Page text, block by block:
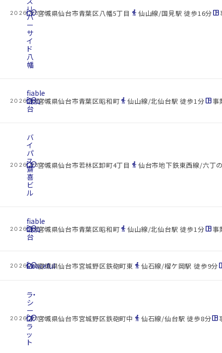
2026.08.07
cottage
リ
バ
ー
サ
イ
ド
八
幡
location_on宮城県仙台市青葉区八幡5丁目 directions_walk 仙山線/国見駅 徒歩16分space_dashboard
2026.08.07
cottage
fiable
北仙
台
location_on宮城県仙台市青葉区昭和町 directions_walk仙山線/北仙台駅 徒歩1分space_dashboard事
2026.08.07
cottage
バ
イ
パ
ス
齋
喜
ビ
ル
location_on宮城県仙台市若林区卸町4丁目 directions_walk 仙台市地下鉄東西線/六丁
2026.08.07
cottage
fiable
北仙
台
location_on宮城県仙台市青葉区昭和町 directions_walk仙山線/北仙台駅 徒歩1分space_dashboard事
2026.08.07
cottage
Peaceful
location_on宮城県仙台市宮城野区鉄砲町東 directions_walk 仙石線/榴ケ岡駅 徒歩9分
2026.08.07
cottage
ラ・
シ
ー
プ
ラ
ッ
ト
location_on宮城県仙台市宮城野区鉄砲町中 directions_walk 仙石線/仙台駅 徒歩8分space_dashboard